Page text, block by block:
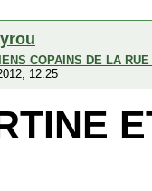
COPAINS DE LA
12:25